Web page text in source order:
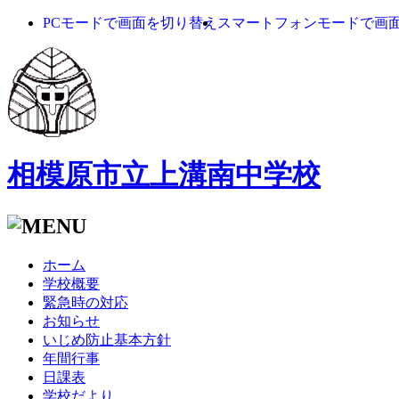
PCモードで画面を切り替え スマートフォンモードで画
相模原市立上溝南中学校
ホーム
学校概要
緊急時の対応
お知らせ
いじめ防止基本方針
年間行事
日課表
学校だより